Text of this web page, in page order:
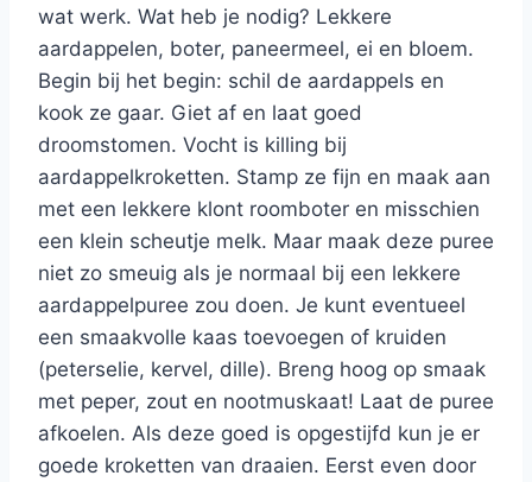
wat werk. Wat heb je nodig? Lekkere
aardappelen, boter, paneermeel, ei en bloem.
Begin bij het begin: schil de aardappels en
kook ze gaar. Giet af en laat goed
droomstomen. Vocht is killing bij
aardappelkroketten. Stamp ze fijn en maak aan
met een lekkere klont roomboter en misschien
een klein scheutje melk. Maar maak deze puree
niet zo smeuig als je normaal bij een lekkere
aardappelpuree zou doen. Je kunt eventueel
een smaakvolle kaas toevoegen of kruiden
(peterselie, kervel, dille). Breng hoog op smaak
met peper, zout en nootmuskaat! Laat de puree
afkoelen. Als deze goed is opgestijfd kun je er
goede kroketten van draaien. Eerst even door